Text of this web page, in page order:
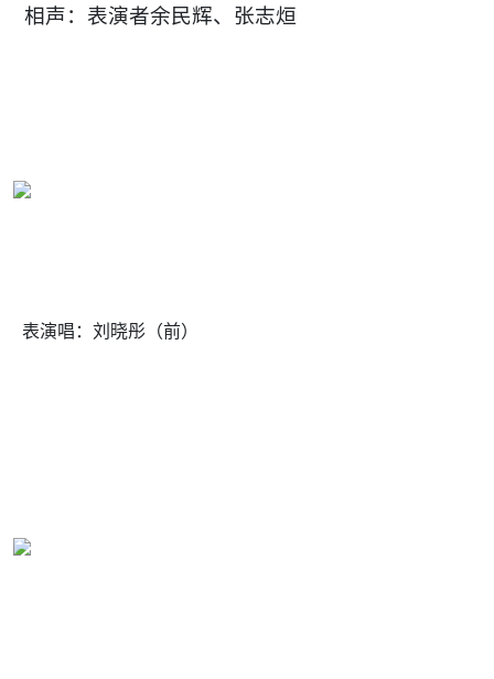
相声：表演者余民辉、张志烜
表演唱：刘晓彤（前）